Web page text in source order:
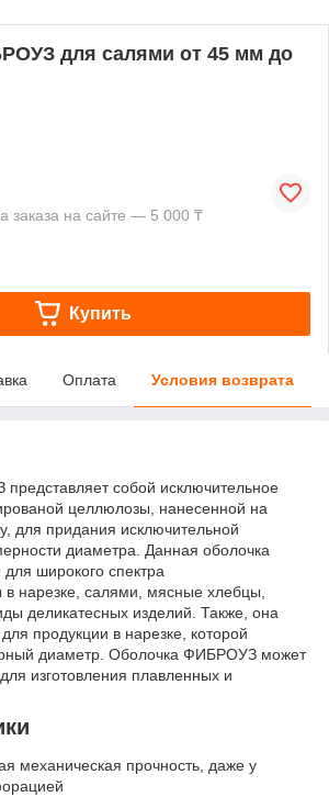
для салями от 45 мм до
заказа на сайте — 5 000 ₸
Купить
Оплата Условия возврата
собой исключительное
целлюлозы, нанесенной на
для придания исключительной
диаметра. Данная оболочка
широкого спектра
в нарезке, салями, мясные хлебцы,
деликатесных изделий. Также, она
продукции в нарезке, которой
диаметр. Оболочка ФИБРОУЗ может
изготовления плавленных и
механическая прочность, даже у